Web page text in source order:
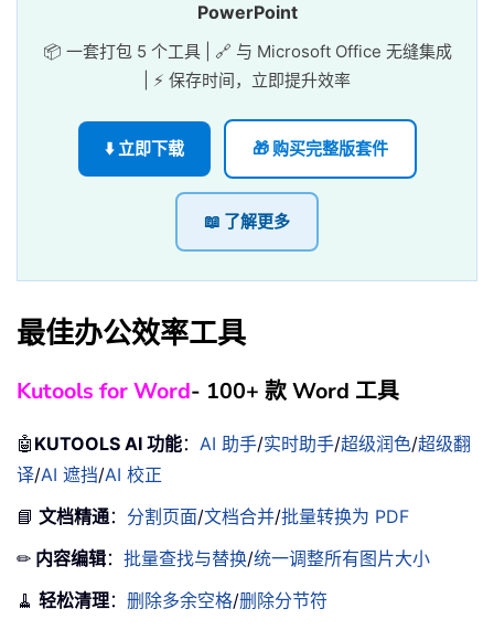
PowerPoint
📦 一套打包 5 个工具 | 🔗 与 Microsoft Office 无缝集成
| ⚡ 保存时间，立即提升效率
⬇️ 立即下载 🎁 购买完整版套件
📖 了解更多
最佳办公效率工具
Kutools for Word- 100+ 款 Word 工具
🤖 KUTOOLS AI 功能： AI 助手/实时助手/超级润色/超级翻
译/AI 遮挡/AI 校正
📘 文档精通： 分割页面/文档合并/批量转换为 PDF
✏ 内容编辑： 批量查找与替换/统一调整所有图片大小
🧹 轻松清理： 删除多余空格/删除分节符